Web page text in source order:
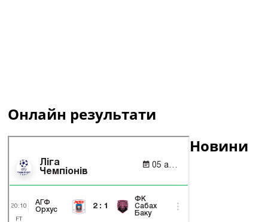
Онлайн результати
Новини